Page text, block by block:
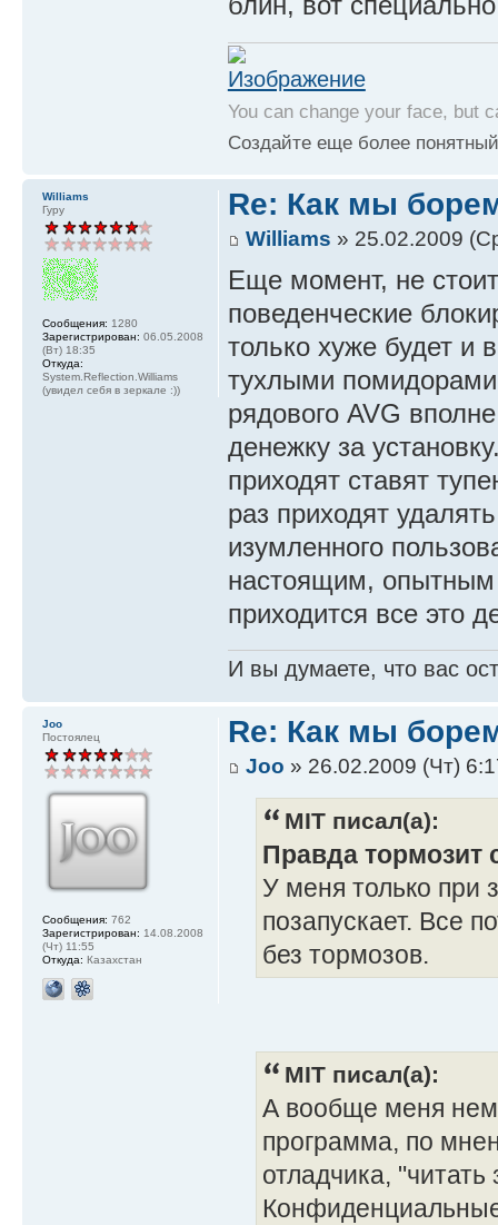
You can change your face, but
Создайте еще более
Williams
Гуру
Сообщения: 1280
Зарегистрирован: 06.05.2008
(Вт) 18:35
Откуда:
System.Reflection.Williams
(увидел себя в зеркале :))
Re: Как мы
Williams » 25.02.2009
Еще момент, не
поведенческие
только хуже будет и
тухлыми
рядового AVG
денежку за
приходят ставят
раз приходят
изумленного
настоящим, опытным
приходится все это
И вы думаете, что вас
Joo
Постоялец
Сообщения: 762
Зарегистрирован: 14.08.2008
(Чт) 11:55
Откуда: Казахстан
Re: Как мы
Joo » 26.02.2009 (Чт)
MIT писал(а):
Правда тормозит
У меня только при
позапускает. Все
без тормозов.
MIT писал(а):
А вообще меня
программа, по
отладчика,